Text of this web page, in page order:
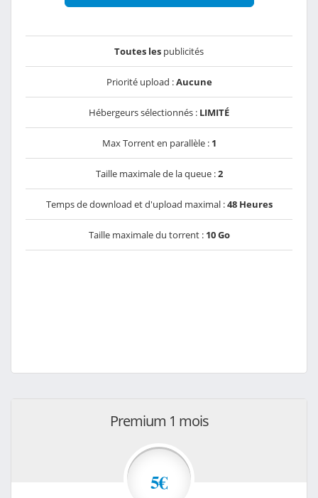
Toutes les publicités
Priorité upload :Aucune
Hébergeurs sélectionnés : LIMITÉ
Max Torrent en parallèle : 1
Taille maximale de la queue :2
Temps de download et d'upload maximal :48 Heures
Taille maximale du torrent : 10 Go
Premium 1 mois
5€